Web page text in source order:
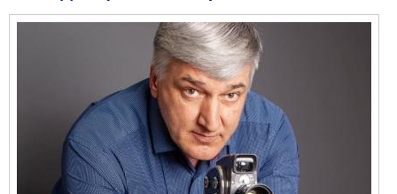
Затрыманьні
Карная псыхіятрыя
КПЧ ААН